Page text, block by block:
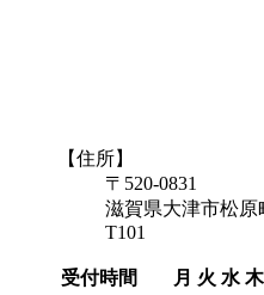
【住所】
〒520-0831
滋賀県大津市松原
T101
受付時間 月 火 水 木